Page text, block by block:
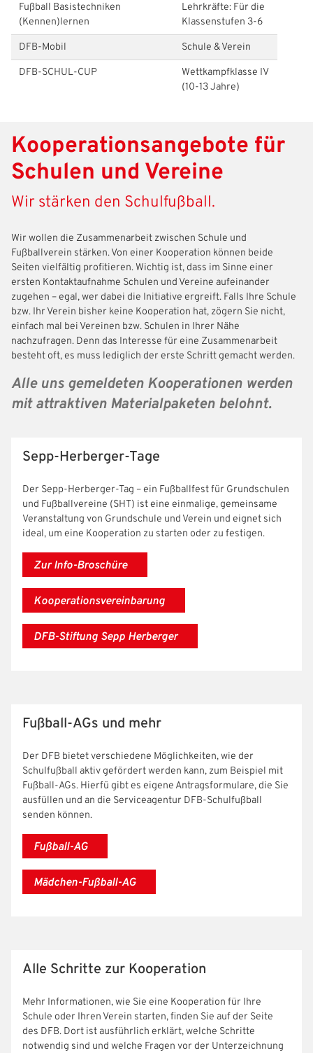
Fußball Basistechniken
(Kennen)lernen
Lehrkräfte: Für die
Klassenstufen 3-6
DFB-Mobil
Schule & Verein
DFB-SCHUL-CUP
Wettkampfklasse IV
(10-13 Jahre)
Kooperationsangebote für
Schulen und Vereine
Wir stärken den Schulfußball.
Wir wollen die Zusammenarbeit zwischen Schule und
Fußballverein stärken. Von einer Kooperation können beide
Seiten vielfältig profitieren. Wichtig ist, dass im Sinne einer
ersten Kontaktaufnahme Schulen und Vereine aufeinander
zugehen – egal, wer dabei die Initiative ergreift. Falls Ihre Schule
bzw. Ihr Verein bisher keine Kooperation hat, zögern Sie nicht,
einfach mal bei Vereinen bzw. Schulen in Ihrer Nähe
nachzufragen. Denn das Interesse für eine Zusammenarbeit
besteht oft, es muss lediglich der erste Schritt gemacht werden.
Alle uns gemeldeten Kooperationen werden
mit attraktiven Materialpaketen belohnt.
Sepp-Herberger-Tage
Der Sepp-Herberger-Tag – ein Fußballfest für Grundschulen
und Fußballvereine (SHT) ist eine einmalige, gemeinsame
Veranstaltung von Grundschule und Verein und eignet sich
ideal, um eine Kooperation zu starten oder zu festigen.
Zur Info-Broschüre
Kooperationsvereinbarung
DFB-Stiftung Sepp Herberger
Fußball-AGs und mehr
Der DFB bietet verschiedene Möglichkeiten, wie der
Schulfußball aktiv gefördert werden kann, zum Beispiel mit
Fußball-AGs. Hierfü gibt es eigene Antragsformulare, die Sie
ausfüllen und an die Serviceagentur DFB-Schulfußball
senden können.
Fußball-AG
Mädchen-Fußball-AG
Alle Schritte zur Kooperation
Mehr Informationen, wie Sie eine Kooperation für Ihre
Schule oder Ihren Verein starten, finden Sie auf der Seite
des DFB. Dort ist ausführlich erklärt, welche Schritte
notwendig sind und welche Fragen vor der Unterzeichnung
WEBSITE DURCHSUCHEN
IHRE LESEZEICHEN
Benutzeranmeldung
Bitte geben Sie Ihren Benutzernamen und Ihr Passwort ein, um
sich an der Website anzumelden.